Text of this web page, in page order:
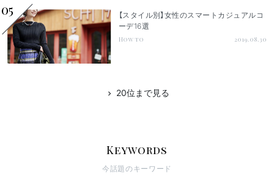
05
【スタイル別】女性のスマートカジュアルコ
ーデ16選
How to 2019.08.30
chevron_right 20位まで見る
Keywords
今話題のキーワード